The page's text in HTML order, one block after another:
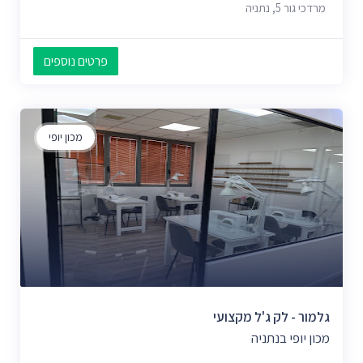
מרדכי גור 5, נתניה
פרטים נוספים
מכון יופי
גלמור - לק ג'ל מקצועי
מכון יופי בנתניה